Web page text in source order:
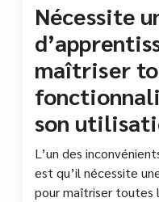
Nécessite
maîtriser
son
L’un des
est qu’il nécessite
pour maîtriser